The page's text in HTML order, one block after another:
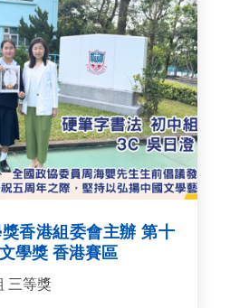
香港組委會主辦 第十
學獎 香港賽區
三等獎